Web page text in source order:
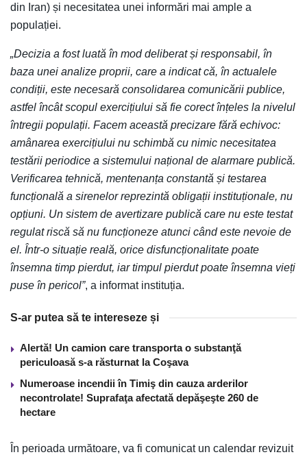
din Iran) și necesitatea unei informări mai ample a
populației.
„Decizia a fost luată în mod deliberat și responsabil, în
baza unei analize proprii, care a indicat că, în actualele
condiții, este necesară consolidarea comunicării publice,
astfel încât scopul exercițiului să fie corect înțeles la nivelul
întregii populații. Facem această precizare fără echivoc:
amânarea exercițiului nu schimbă cu nimic necesitatea
testării periodice a sistemului național de alarmare publică.
Verificarea tehnică, mentenanța constantă și testarea
funcțională a sirenelor reprezintă obligații instituționale, nu
opțiuni. Un sistem de avertizare publică care nu este testat
regulat riscă să nu funcționeze atunci când este nevoie de
el. Într-o situație reală, orice disfuncționalitate poate
însemna timp pierdut, iar timpul pierdut poate însemna vieți
puse în pericol”, a informat instituția.
S-ar putea să te intereseze și
Alertă! Un camion care transporta o substanţă
periculoasă s-a răsturnat la Coşava
Numeroase incendii în Timiş din cauza arderilor
necontrolate! Suprafaţa afectată depăşeşte 260 de
hectare
În perioada următoare, va fi comunicat un calendar revizuit